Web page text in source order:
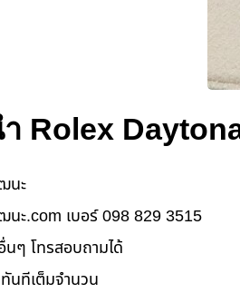
Rolex
นะ
นะ.com เบอร์ 098 829 3515
นๆ โทรสอบถามได้
นทีเต็มจำนวน